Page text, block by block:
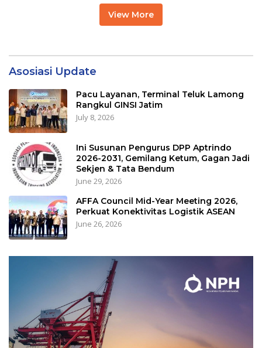
View More
Asosiasi Update
Pacu Layanan, Terminal Teluk Lamong
Rangkul GINSI Jatim
July 8, 2026
Ini Susunan Pengurus DPP Aptrindo
2026-2031, Gemilang Ketum, Gagan Jadi
Sekjen & Tata Bendum
June 29, 2026
AFFA Council Mid-Year Meeting 2026,
Perkuat Konektivitas Logistik ASEAN
June 26, 2026